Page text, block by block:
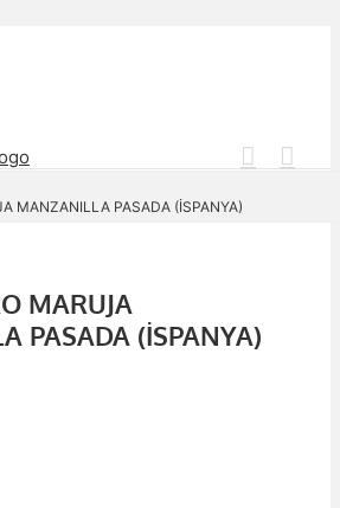
MANZANILLA PASADA (İSPANYA)
MARUJA
PASADA (İSPANYA)